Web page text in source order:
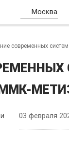
Москва
современных
03 февраля